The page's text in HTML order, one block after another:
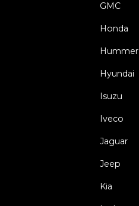
GMC
Honda
Hummer
Hyundai
Isuzu
Iveco
Jaguar
Jeep
Kia